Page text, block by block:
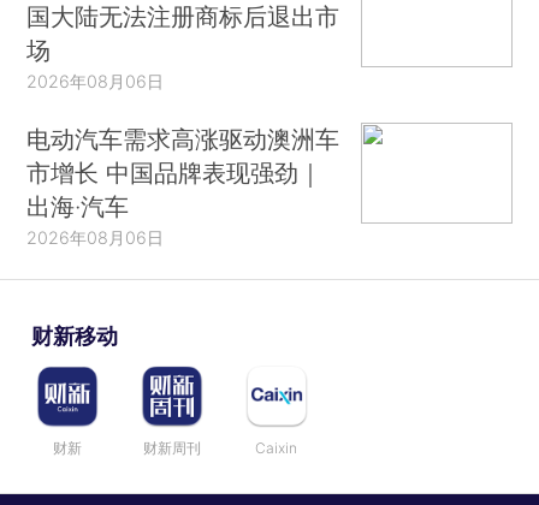
国大陆无法注册商标后退出市
场
2026年08月06日
电动汽车需求高涨驱动澳洲车
市增长 中国品牌表现强劲｜
出海·汽车
2026年08月06日
财新移动
财新 财新周刊 Caixin